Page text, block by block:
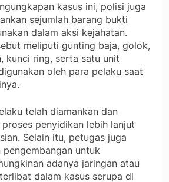
kasus ini, polisi juga
sejumlah barang bukti
dalam aksi kejahatan.
meliputi gunting baja, golok,
kunci ring, serta satu unit
oleh para pelaku saat
telah diamankan dan
penyidikan lebih lanjut
Selain itu, petugas juga
pengembangan untuk
adanya jaringan atau
dalam kasus serupa di